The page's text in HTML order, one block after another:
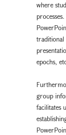
where
traditional
epochs,
group
facilitates